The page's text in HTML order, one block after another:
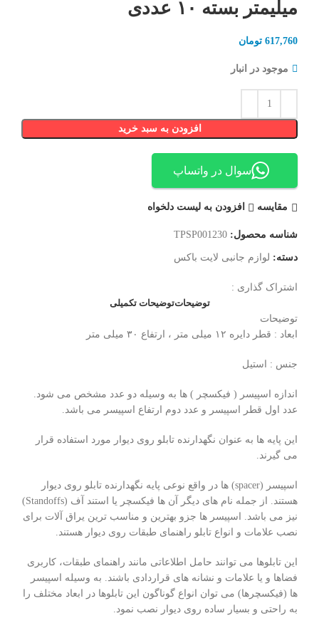
میلیمتر بسته ۱۰ عددی
617,760 تومان
موجود در انبار
افزودن به سبد خرید
سوال در واتساپ
مقایسه افزودن به لیست دلخواه
شناسه محصول: TPSP001230
دسته: لوازم جانبی لایت باکس
اشتراک گذاری :
توضیحاتتوضیحات تکمیلی
توضیحات
ابعاد : قطر دایره ۱۲ میلی متر ، ارتفاع ۳۰ میلی متر
جنس : استیل
اندازه اسپیسر ( فیکسچر ) ها به وسیله دو عدد مشخص می شود.
عدد اول قطر اسپیسر و عدد دوم ارتفاع اسپیسر می باشد.
این پایه ها به عنوان نگهدارنده تابلو روی دیوار مورد استفاده قرار
می گیرند.
اسپیسر (spacer) ها در واقع نوعی پایه نگهدارنده تابلو روی دیوار
هستند. از جمله نام های دیگر آن ها فیکسچر یا استند آف (Standoffs)
نیز می باشد. اسپیسر ها جزو بهترین و مناسب ترین یراق آلات برای
نصب علامات و انواع تابلو راهنمای طبقات روی دیوار هستند.
این تابلوها می توانند حامل اطلاعاتی مانند راهنمای طبقات، کاربری
فضاها و یا علامات و نشانه های قراردادی باشند. به وسیله اسپیسر
ها (فیکسچرها) می توان انواع گوناگون این تابلوها در ابعاد مختلف را
به راحتی و بسیار ساده روی دیوار نصب نمود.